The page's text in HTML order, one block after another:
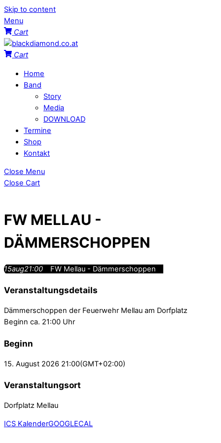
Skip to content
Menu
Cart
Cart
Home
Band
Story
Media
DOWNLOAD
Termine
Shop
Kontakt
Close Menu
Close Cart
FW MELLAU -
DÄMMERSCHOPPEN
15aug21:00 FW Mellau - Dämmerschoppen
Veranstaltungsdetails
Dämmerschoppen der Feuerwehr Mellau am Dorfplatz
Beginn ca. 21:00 Uhr
Beginn
15. August 2026 21:00(GMT+02:00)
Veranstaltungsort
Dorfplatz Mellau
ICS KalenderGOOGLECAL